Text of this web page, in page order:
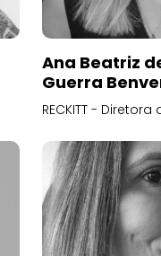
Ana Beatriz
Guerra
RECKITT -